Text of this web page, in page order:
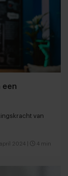
een
van
april 2024 4 min